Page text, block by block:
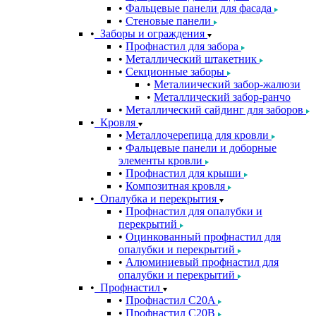
Фальцевые панели для фасада
Стеновые панели
Заборы и ограждения
Профнастил для забора
Металлический штакетник
Секционные заборы
Металиический забор-жалюзи
Металлический забор-ранчо
Металлический сайдинг для заборов
Кровля
Металлочерепица для кровли
Фальцевые панели и доборные
элементы кровли
Профнастил для крыши
Композитная кровля
Опалубка и перекрытия
Профнастил для опалубки и
перекрытий
Оцинкованный профнастил для
опалубки и перекрытий
Алюминиевый профнастил для
опалубки и перекрытий
Профнастил
Профнастил С20A
Профнастил С20B